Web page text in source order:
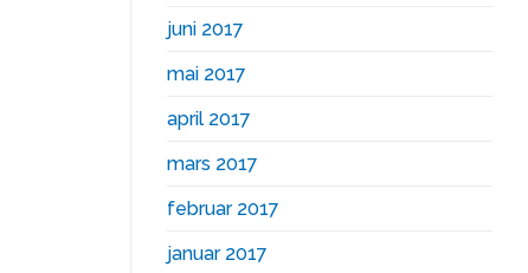
juni 2017
mai 2017
april 2017
mars 2017
februar 2017
januar 2017